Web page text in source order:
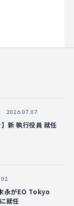
2026.07.07
】新 執行役員 就任
永がEO Tokyo
就任